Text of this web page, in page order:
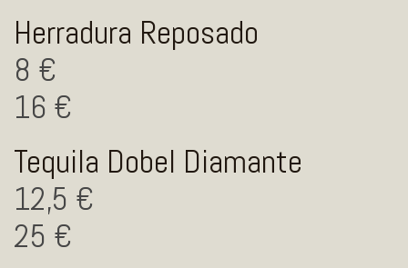
Herradura Reposado
8
16
Tequila Dobel Diamante
12,5
25